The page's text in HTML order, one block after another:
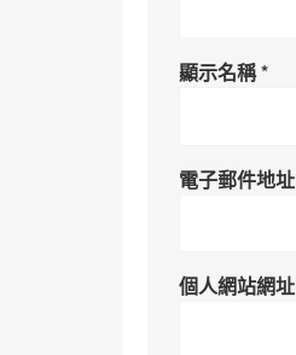
顯示名稱*
電子郵件地址
個人網站網址